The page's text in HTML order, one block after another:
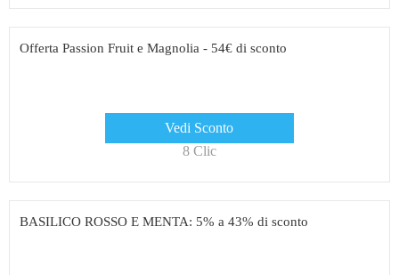
Offerta Passion Fruit e Magnolia - 54€ di sconto
Vedi Sconto
8 Clic
BASILICO ROSSO E MENTA: 5% a 43% di sconto